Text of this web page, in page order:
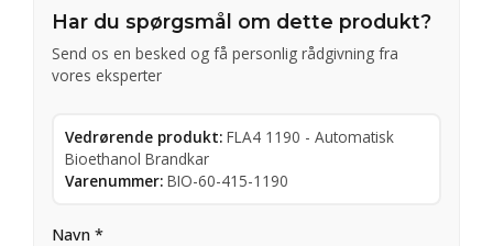
Har du spørgsmål om dette produkt?
Send os en besked og få personlig rådgivning fra
vores eksperter
Vedrørende produkt: FLA4 1190 - Automatisk
Bioethanol Brandkar
Varenummer: BIO-60-415-1190
Navn *